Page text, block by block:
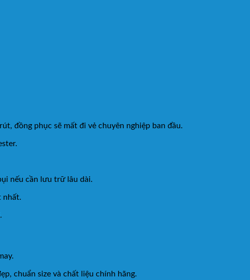
đồng phục sẽ mất đi vẻ chuyên nghiệp ban đầu.
nếu cần lưu trữ lâu dài.
nhất.
chuẩn size và chất liệu chính hãng.